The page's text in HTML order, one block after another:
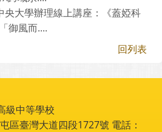
央大學辦理線上講座：《蓋婭科
御風而....
回列表
級中等學校
區臺灣大道四段1727號 電話：